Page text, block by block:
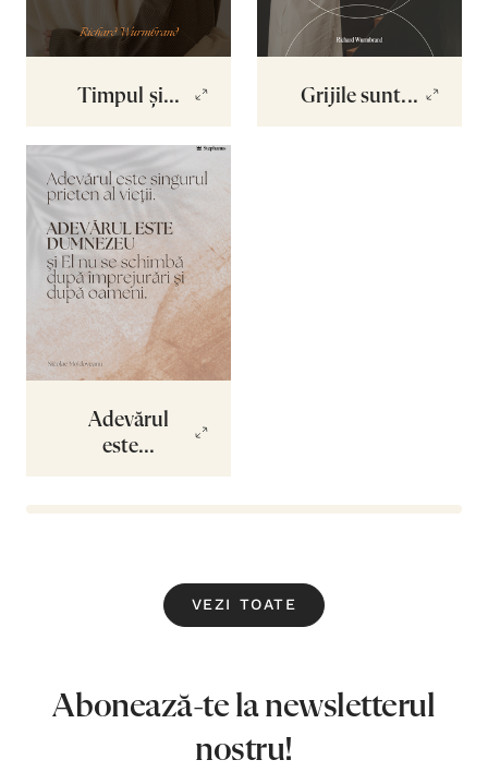
Timpul și... Grijile sunt...
Adevărul
este...
VEZI TOATE
Abonează-te la newsletterul
nostru!